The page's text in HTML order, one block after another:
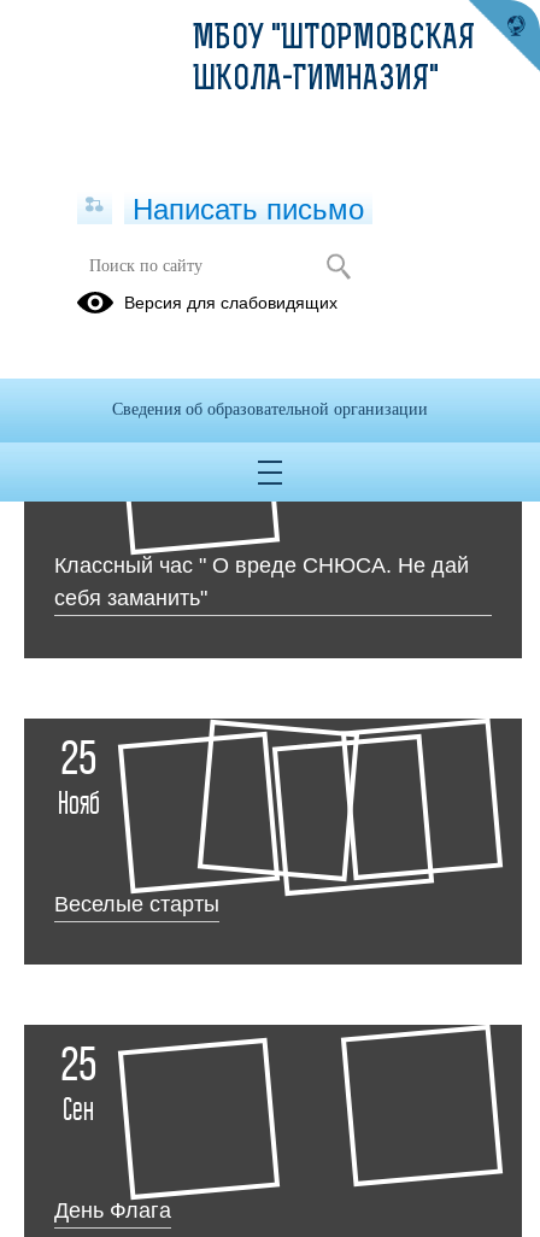
Фотоальбомы
24
Классный час " О вреде СНЮСА. Не дай
себя заманить"
25
Нояб
Веселые старты
25
Сен
День Флага
МБОУ "ШТОРМОВСКАЯ
ШКОЛА-ГИМНАЗИЯ"
Написать письмо
Версия для слабовидящих
Сведения об образовательной организации